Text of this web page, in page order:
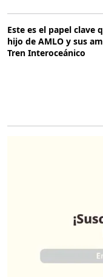
Este es el papel clave
hijo de AMLO y sus
Tren Interoceánico